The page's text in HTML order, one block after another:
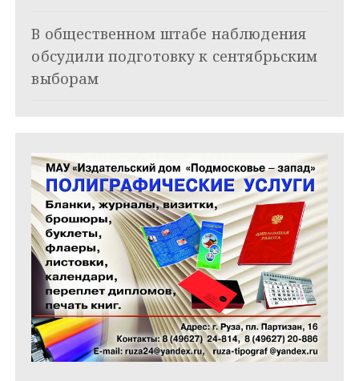
В общественном штабе наблюдения
обсудили подготовку к сентябрьским
выборам